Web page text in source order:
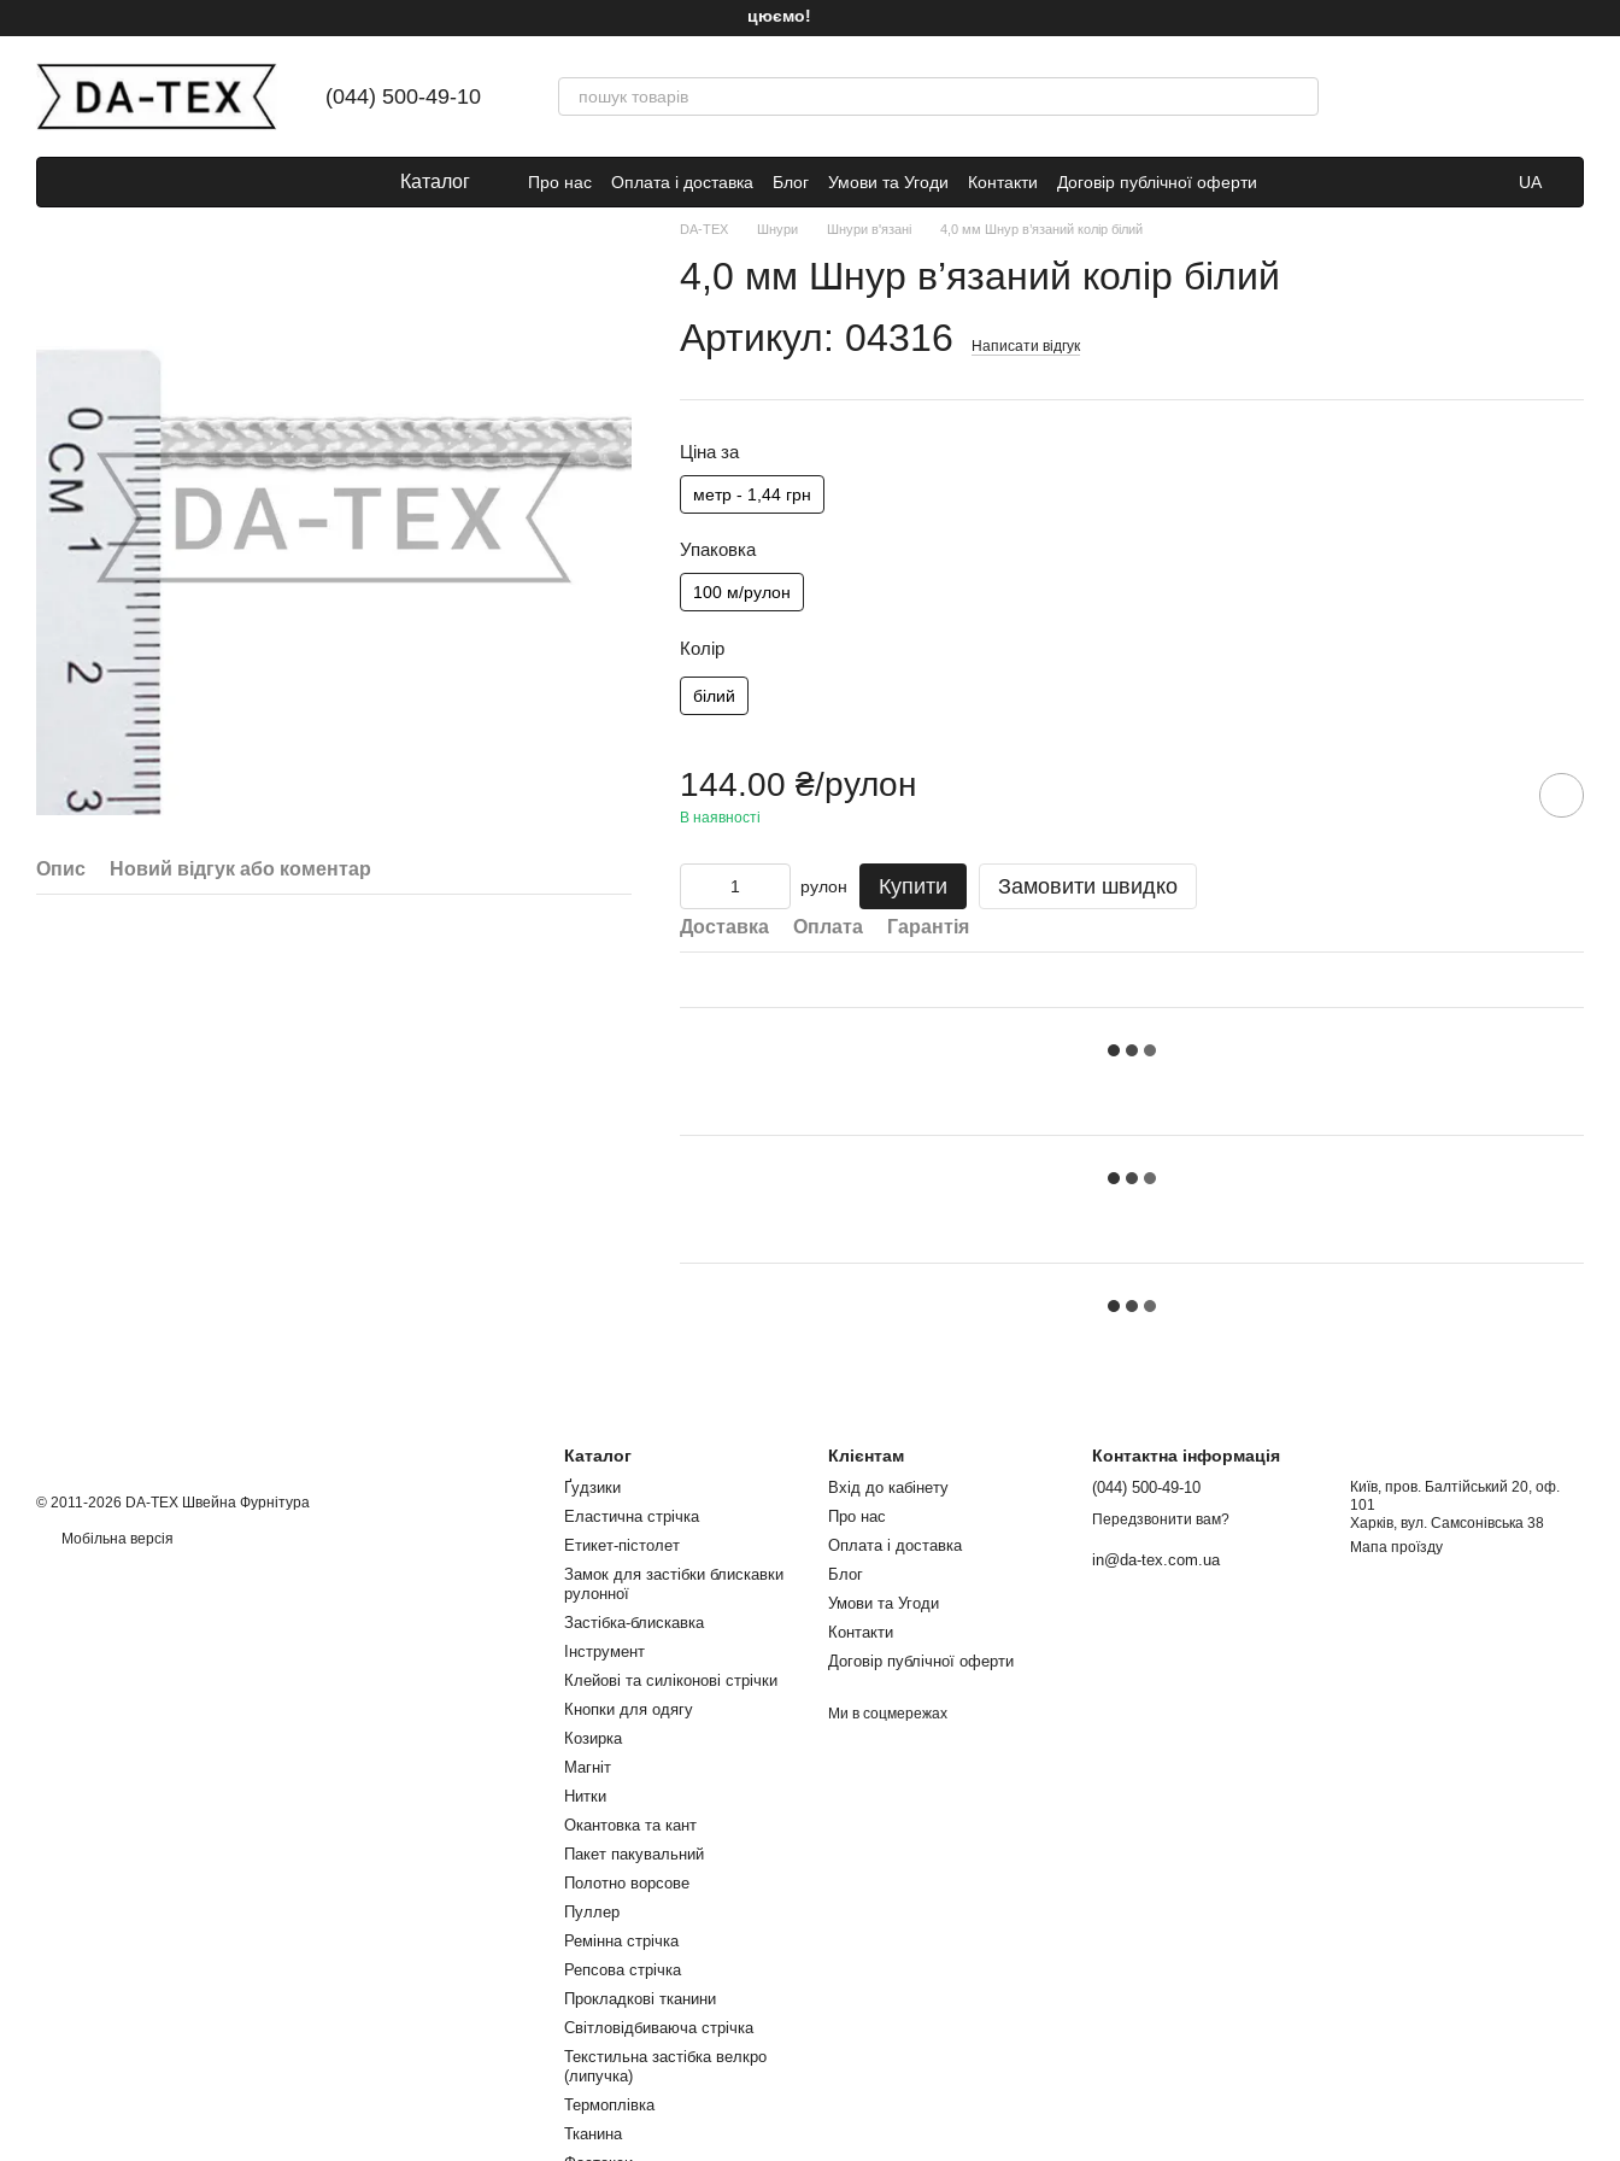
Ми працюємо!
(044) 500-49-10
Каталог Про нас Оплата і доставка Блог Умови та Угоди Контакти Договір публічної оферти UA
Опис Новий відгук або коментар
DA-TEX Шнури Шнури в'язані 4,0 мм Шнур в’язаний колір білий
4,0 мм Шнур в’язаний колір білий
Артикул: 04316
Написати відгук
Ціна за
метр - 1,44 грн
Упаковка
100 м/рулон
Колір
білий
144.00 ₴/рулон
В наявності
рулон Купити Замовити швидко
Доставка Оплата Гарантія
© 2011-2026 DA-TEX Швейна Фурнітура
Мобільна версія
Каталог
Ґудзики
Еластична стрічка
Етикет-пістолет
Замок для застібки блискавки
рулонної
Застібка-блискавка
Інструмент
Клейові та силіконові стрічки
Кнопки для одягу
Козирка
Магніт
Нитки
Окантовка та кант
Пакет пакувальний
Полотно ворсове
Пуллер
Ремінна стрічка
Репсова стрічка
Прокладкові тканини
Світловідбиваюча стрічка
Текстильна застібка велкро
(липучка)
Термоплівка
Тканина
Клієнтам
Вхід до кабінету
Про нас
Оплата і доставка
Блог
Умови та Угоди
Контакти
Договір публічної оферти
Ми в соцмережах
Контактна інформація
(044) 500-49-10
Передзвонити вам?
in@da-tex.com.ua
Київ, пров. Балтійський 20, оф.
101
Харків, вул. Самсонівська 38
Мапа проїзду